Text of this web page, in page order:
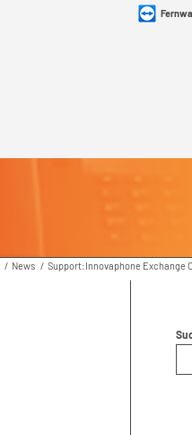
/ News / Support:Innovaphone Exchange